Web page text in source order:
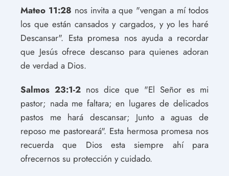
Mateo 11:28 nos invita a que "vengan a mí todos
los que están cansados y cargados, y yo les haré
Descansar". Esta promesa nos ayuda a recordar
que Jesús ofrece descanso para quienes adoran
de verdad a Dios.
Salmos 23:1-2 nos dice que "El Señor es mi
pastor; nada me faltara; en lugares de delicados
pastos me hará descansar; Junto a aguas de
reposo me pastoreará". Esta hermosa promesa nos
recuerda que Dios esta siempre ahí para
ofrecernos su protección y cuidado.